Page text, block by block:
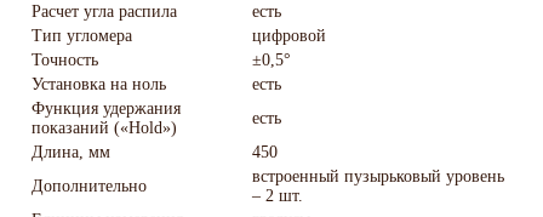
Расчет угла распила
есть
Тип угломера
цифровой
Точность
±0,5°
Установка на ноль
есть
Функция удержания
показаний («Hold»)
есть
Длина, мм
450
Дополнительно
встроенный пузырьковый уровень
– 2 шт.